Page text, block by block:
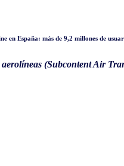
(Subcontent Air